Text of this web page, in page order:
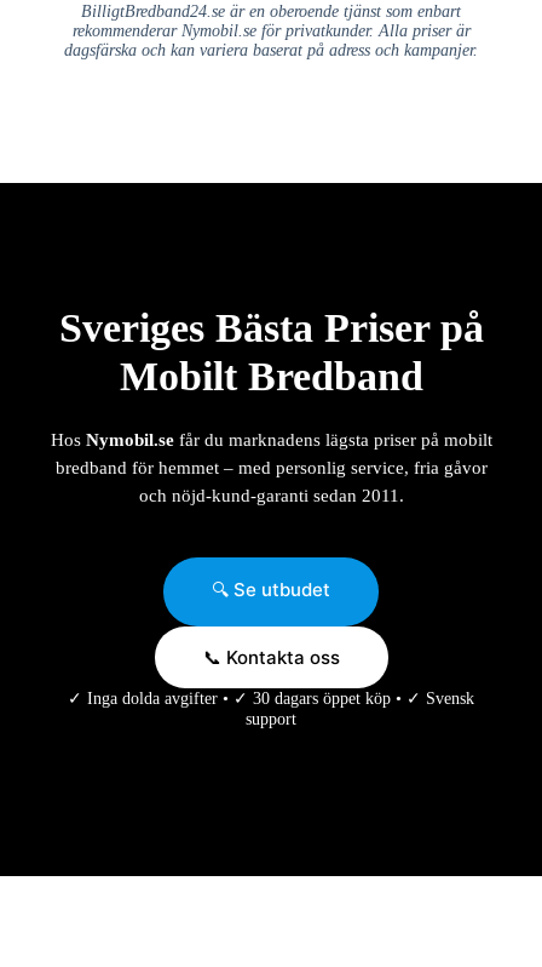
BilligtBredband24.se är en oberoende tjänst som enbart
rekommenderar Nymobil.se för privatkunder. Alla priser är
dagsfärska och kan variera baserat på adress och kampanjer.
Sveriges Bästa Priser på
Mobilt Bredband
Hos Nymobil.sefår du marknadens lägsta priser på mobilt
bredband för hemmet – med personlig service, fria gåvor
och nöjd-kund-garanti sedan 2011.
🔍 Se utbudet
📞 Kontakta oss
✓ Inga dolda avgifter • ✓ 30 dagars öppet köp • ✓ Svensk
support